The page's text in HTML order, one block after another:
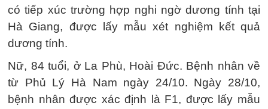
có tiếp xúc trường hợp nghi ngờ dương tính tại
Hà Giang, được lấy mẫu xét nghiệm kết quả
dương tính.
Nữ, 84 tuổi, ở La Phù, Hoài Đức. Bệnh nhân về
từ Phủ Lý Hà Nam ngày 24/10. Ngày 28/10,
bệnh nhân được xác định là F1, được lấy mẫu